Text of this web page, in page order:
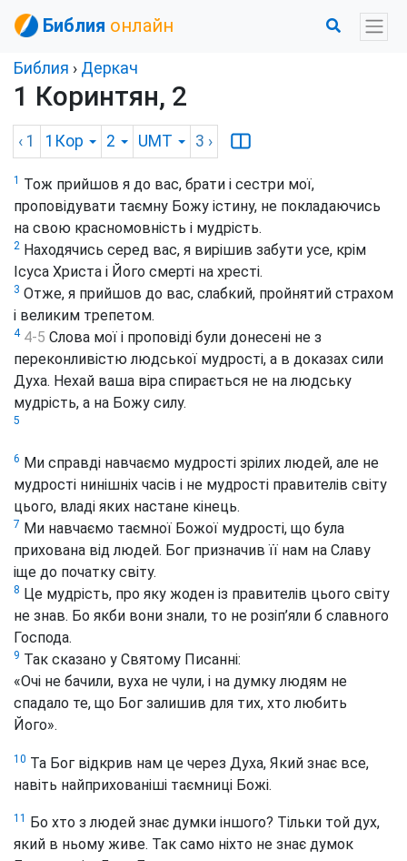
Библия онлайн
Библия › Деркач
1 Коринтян, 2
‹ 1 1Кор 2 UMT 3 ›
1 Тож прийшов я до вас, брати і сестри мої,
проповідувати таємну Божу істину, не покладаючись
на свою красномовність і мудрість.
2 Находячись серед вас, я вирішив забути усе, крім
Ісуса Христа і Його смерті на хресті.
3 Отже, я прийшов до вас, слабкий, пройнятий страхом
і великим трепетом.
4 4-5 Слова мої і проповіді були донесені не з
переконливістю людської мудрості, а в доказах сили
Духа. Нехай ваша віра спирається не на людську
мудрість, а на Божу силу.
5
6 Ми справді навчаємо мудрості зрілих людей, але не
мудрості нинішніх часів і не мудрості правителів світу
цього, владі яких настане кінець.
7 Ми навчаємо таємної Божої мудрості, що була
прихована від людей. Бог призначив її нам на Славу
іще до початку світу.
8 Це мудрість, про яку жоден із правителів цього світу
не знав. Бо якби вони знали, то не розіп’яли б славного
Господа.
9 Так сказано у Святому Писанні:
«Очі не бачили, вуха не чули, і на думку людям не
спадало те, що Бог залишив для тих, хто любить
Його».
10 Та Бог відкрив нам це через Духа, Який знає все,
навіть найприхованіші таємниці Божі.
11 Бо хто з людей знає думки іншого? Тільки той дух,
який в ньому живе. Так само ніхто не знає думок